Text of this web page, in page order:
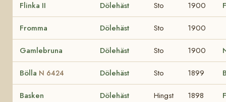
Flinka II Dölehäst Sto 1900
Fromma Dölehäst Sto 1900
Gamlebruna Dölehäst Sto 1900
Bölla N 6424 Dölehäst Sto 1899
Basken Dölehäst Hingst 1898